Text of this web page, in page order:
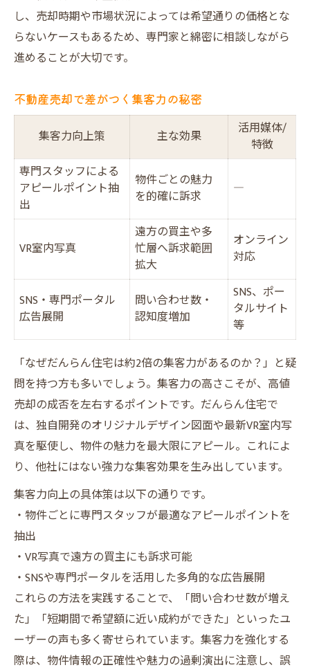
し、売却時期や市場状況によっては希望通りの価格とな
らないケースもあるため、専門家と綿密に相談しながら
進めることが大切です。
不動産売却で差がつく集客力の秘密
集客力向上策 主な効果
活用媒体/
特徴
専門スタッフによる
アピールポイント抽
出
物件ごとの魅力
を的確に訴求
―
VR室内写真
遠方の買主や多
忙層へ訴求範囲
拡大
オンライン
対応
SNS・専門ポータル
広告展開
問い合わせ数・
認知度増加
SNS、ポー
タルサイト
等
「なぜだんらん住宅は約2倍の集客力があるのか？」と疑
問を持つ方も多いでしょう。集客力の高さこそが、高値
売却の成否を左右するポイントです。だんらん住宅で
は、独自開発のオリジナルデザイン図面や最新VR室内写
真を駆使し、物件の魅力を最大限にアピール。これによ
り、他社にはない強力な集客効果を生み出しています。
集客力向上の具体策は以下の通りです。
・物件ごとに専門スタッフが最適なアピールポイントを
抽出
・VR写真で遠方の買主にも訴求可能
・SNSや専門ポータルを活用した多角的な広告展開
これらの方法を実践することで、「問い合わせ数が増え
た」「短期間で希望額に近い成約ができた」といったユ
ーザーの声も多く寄せられています。集客力を強化する
際は、物件情報の正確性や魅力の過剰演出に注意し、誤